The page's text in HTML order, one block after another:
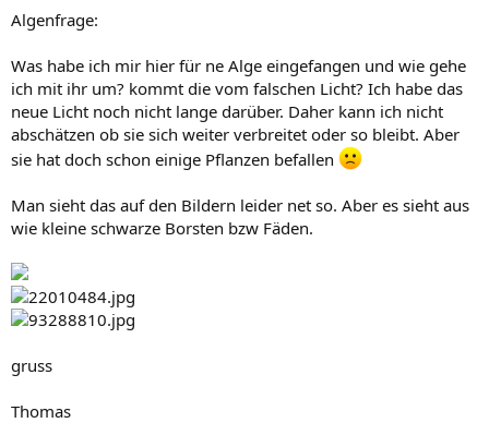
Algenfrage:
Was habe ich mir hier für ne Alge eingefangen und wie gehe
ich mit ihr um? kommt die vom falschen Licht? Ich habe das
neue Licht noch nicht lange darüber. Daher kann ich nicht
abschätzen ob sie sich weiter verbreitet oder so bleibt. Aber
sie hat doch schon einige Pflanzen befallen
Man sieht das auf den Bildern leider net so. Aber es sieht aus
wie kleine schwarze Borsten bzw Fäden.
gruss
Thomas